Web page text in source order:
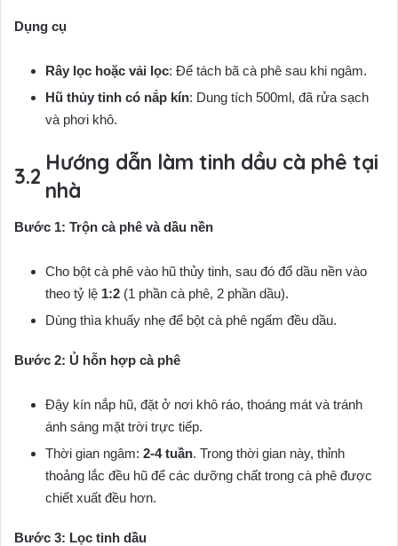
Dụng cụ
Rây lọc hoặc vải lọc: Để tách bã cà phê sau khi ngâm.
Hũ thủy tinh có nắp kín: Dung tích 500ml, đã rửa sạch
và phơi khô.
Hướng dẫn làm tinh dầu cà phê tại
nhà
Bước 1: Trộn cà phê và dầu nền
Cho bột cà phê vào hũ thủy tinh, sau đó đổ dầu nền vào
theo tỷ lệ 1:2 (1 phần cà phê, 2 phần dầu).
Dùng thìa khuấy nhẹ để bột cà phê ngấm đều dầu.
Bước 2: Ủ hỗn hợp cà phê
Đậy kín nắp hũ, đặt ở nơi khô ráo, thoáng mát và tránh
ánh sáng mặt trời trực tiếp.
Thời gian ngâm: 2-4 tuần. Trong thời gian này, thỉnh
thoảng lắc đều hũ để các dưỡng chất trong cà phê được
chiết xuất đều hơn.
Bước 3: Lọc tinh dầu